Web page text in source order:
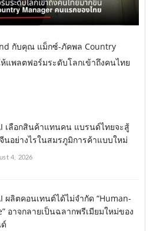
กับคุณ แม็กซ์-ภัคพล Country
แพลตฟอร์มระดับโลกเข้าถึงคนไทย
เลือกสินค้าแทนคน แบรนด์ไทยจะสู้
นอย่างไรในสมรภูมิการค้าแบบใหม่
4, 2026
ผลิตคอนเทนต์ได้ไม่จำกัด “Human-
อาจกลายเป็นฉลากพรีเมียมใหม่ของ